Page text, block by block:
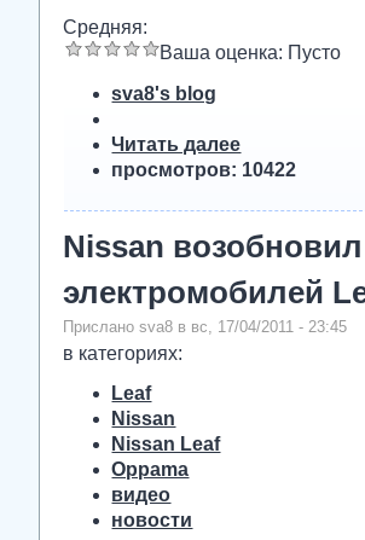
Средняя:
Ваша оценка: Пусто
sva8's blog
Читать далее
просмотров: 10422
Nissan
электромобилей
Прислано sva8 в вс, 17/04/2011 - 23:45
в категориях:
Leaf
Nissan
Nissan Leaf
Oppama
видео
новости